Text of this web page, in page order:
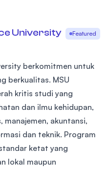
University
Featured
berkomitmen untuk
berkualitas. MSU
kritis studi yang
dan ilmu kehidupan,
manajemen, akuntansi,
dan teknik. Program
ketat yang
lokal maupun